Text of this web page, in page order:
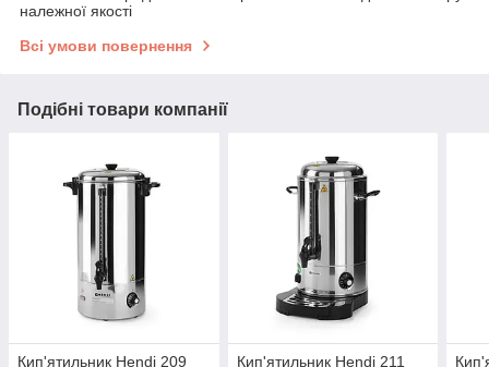
належної якості
Всі умови повернення
Подібні товари компанії
Кип'ятильник Hendi 209
Кип'ятильник Hendi 211